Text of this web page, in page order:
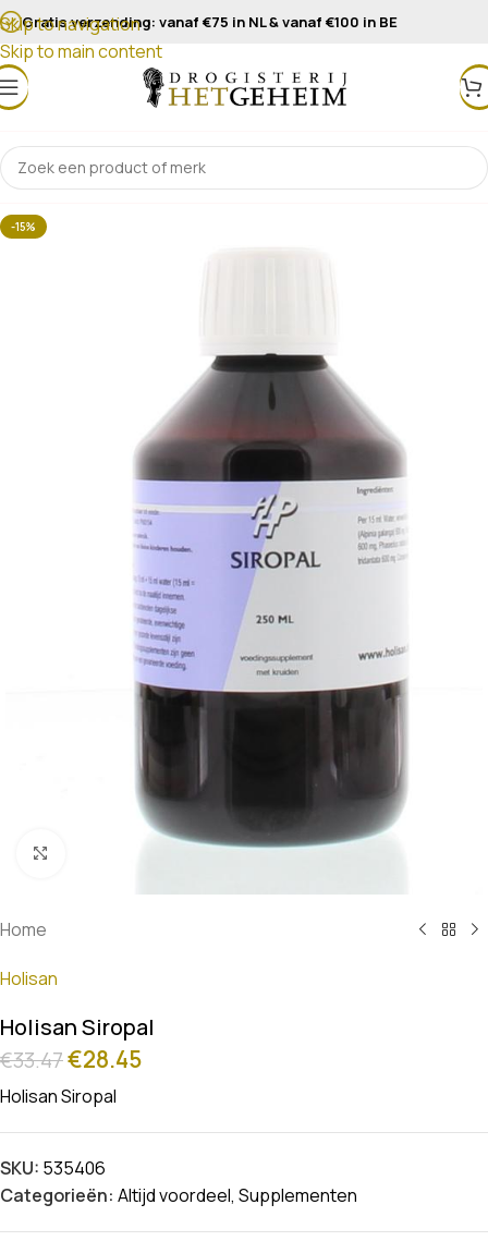
Skip to navigation
Skip to main content
Gratis verzending: vanaf €75 in NL & vanaf €100 in BE
-15%
Klik om te vergroten
Home
Holisan
Holisan Siropal
€33.47€28.45
Holisan Siropal
SKU: 535406
Categorieën: Altijd voordeel, Supplementen